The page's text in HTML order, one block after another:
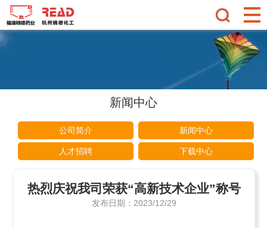
新闻中心
公司简介 新闻中心
人才招聘 下载中心
热烈庆祝我司荣获“高新技术企业”称号
发布日期：2023/12/29